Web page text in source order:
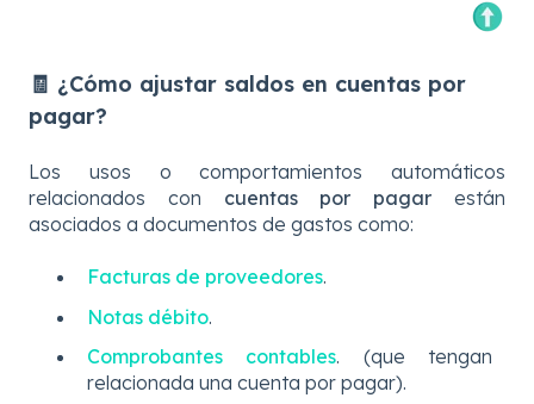
🧾 ¿Cómo ajustar saldos en cuentas por
pagar?
Los usos o comportamientos automáticos
relacionados con cuentas por pagarestán
asociados a documentos de gastos como:
Facturas de proveedores.
Notas débito.
Comprobantes contables. (que tengan
relacionada una cuenta por pagar).